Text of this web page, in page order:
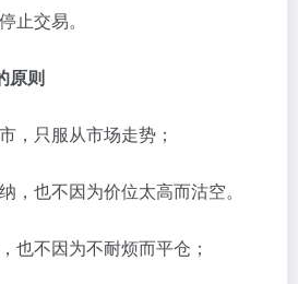
止交易。
原则
，只服从市场走势；
，也不因为价位太高而沽空。
也不因为不耐烦而平仓；